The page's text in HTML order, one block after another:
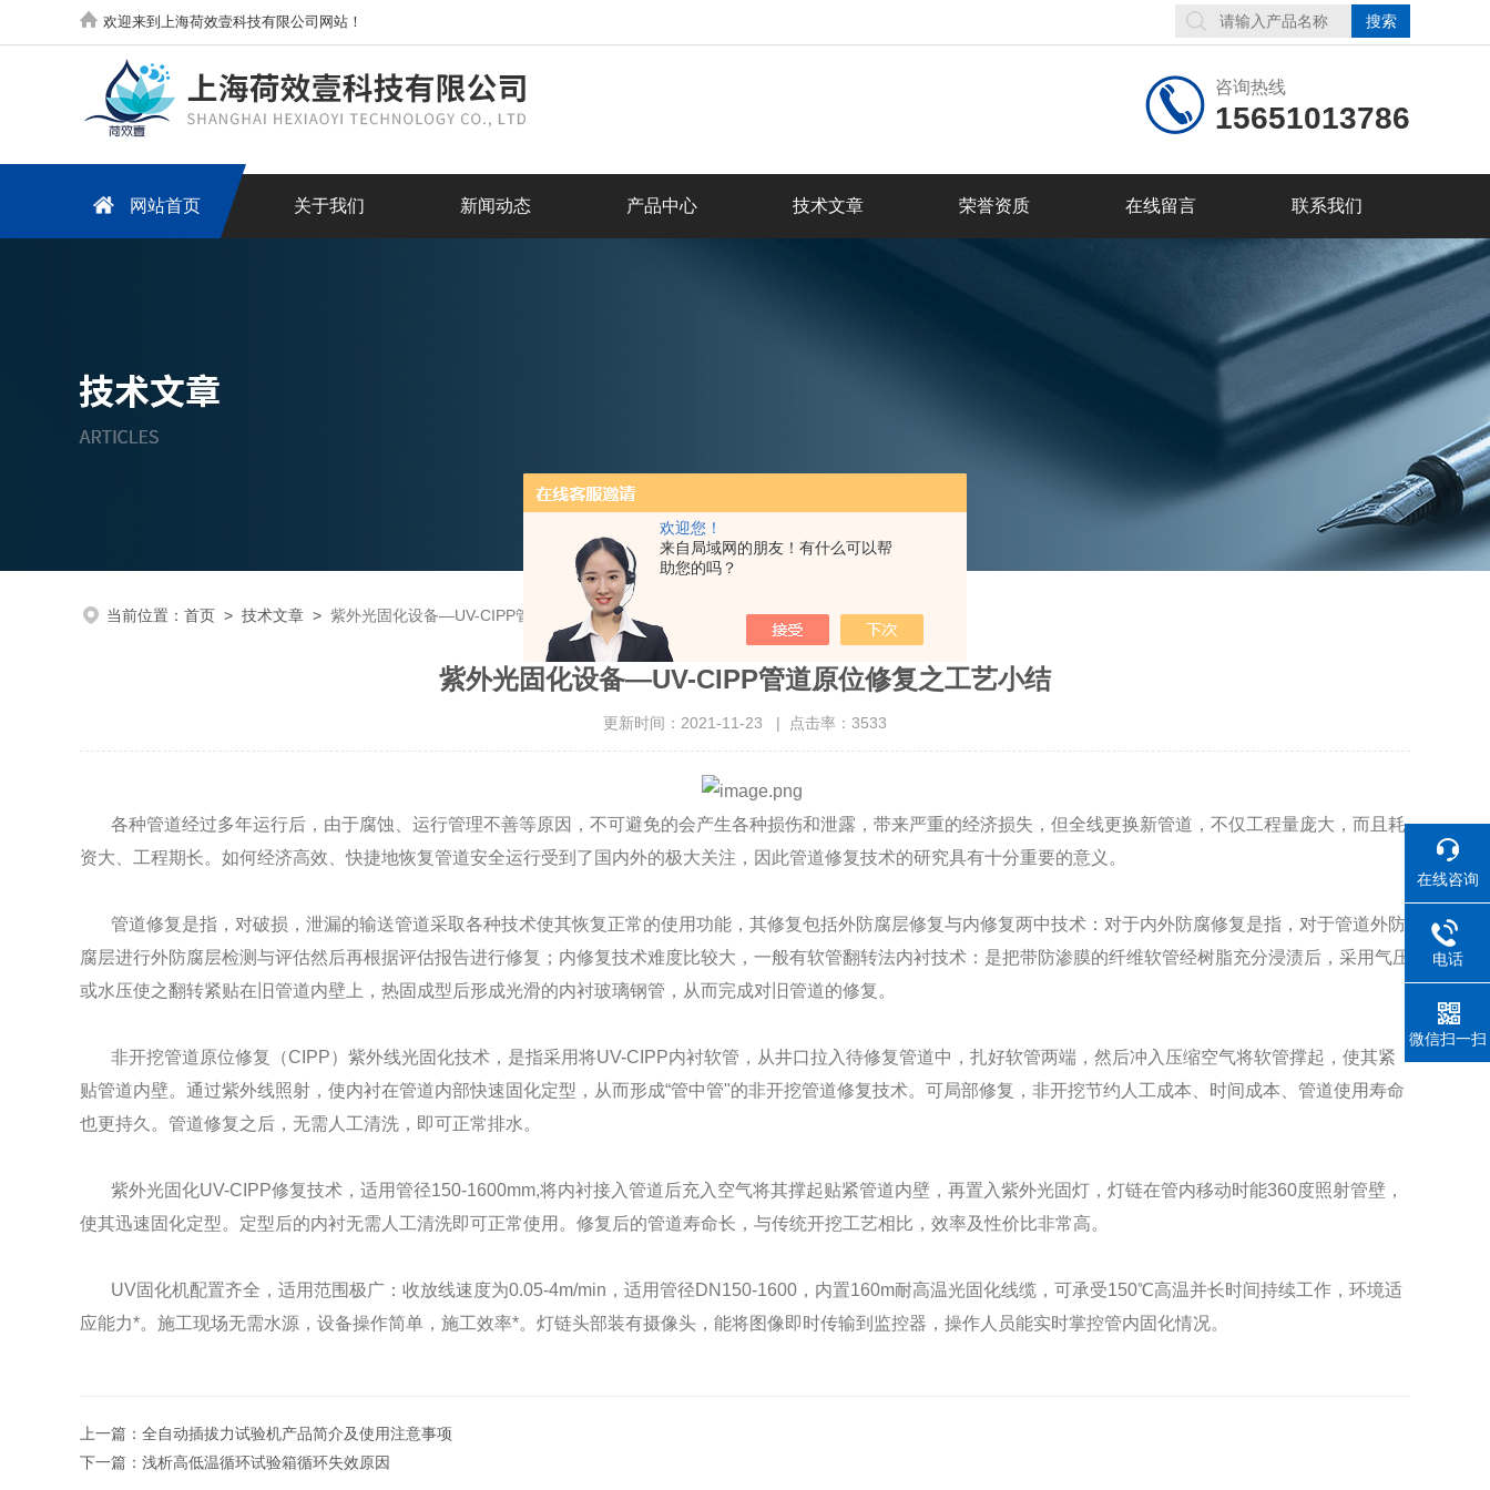
欢迎您！
来自局域网的朋友！有什么可以帮
助您的吗？
欢迎来到上海荷效壹科技有限公司网站！
咨询热线
15651013786
网站首页 关于我们 新闻动态 产品中心 技术文章 荣誉资质 在线留言 联系我们
当前位置： 首页 > 技术文章 > 紫外光固化设备—UV-CIPP管道原位修复之工艺小结
紫外光固化设备—UV-CIPP管道原位修复之工艺小结
更新时间：2021-11-23 | 点击率：3533
各种管道经过多年运行后，由于腐蚀、运行管理不善等原因，不可避免的会产生各种损伤和泄露，带来严重的经济损失，但全线更换新管道，不仅工程量庞大，而且耗
资大、工程期长。如何经济高效、快捷地恢复管道安全运行受到了国内外的极大关注，因此管道修复技术的研究具有十分重要的意义。
管道修复是指，对破损，泄漏的输送管道采取各种技术使其恢复正常的使用功能，其修复包括外防腐层修复与内修复两中技术：对于内外防腐修复是指，对于管道外防
腐层进行外防腐层检测与评估然后再根据评估报告进行修复；内修复技术难度比较大，一般有软管翻转法内衬技术：是把带防渗膜的纤维软管经树脂充分浸渍后，采用气压
或水压使之翻转紧贴在旧管道内壁上，热固成型后形成光滑的内衬玻璃钢管，从而完成对旧管道的修复。
非开挖管道原位修复（CIPP）紫外线光固化技术，是指采用将UV-CIPP内衬软管，从井口拉入待修复管道中，扎好软管两端，然后冲入压缩空气将软管撑起，使其紧
贴管道内壁。通过紫外线照射，使内衬在管道内部快速固化定型，从而形成“管中管"的非开挖管道修复技术。可局部修复，非开挖节约人工成本、时间成本、管道使用寿命
也更持久。管道修复之后，无需人工清洗，即可正常排水。
紫外光固化UV-CIPP修复技术，适用管径150-1600mm,将内衬接入管道后充入空气将其撑起贴紧管道内壁， 再置入紫外光固灯，灯链在管内移动时能360度照射管壁，
使其迅速固化定型。定型后的内衬无需人工清洗即可正常使用。修复后的管道寿命长，与传统开挖工艺相比，效率及性价比非常高。
UV固化机配置齐全，适用范围极广：收放线速度为0.05-4m/min，适用管径DN150-1600，内置160m耐高温光固化线缆，可承受150℃高温并长时间持续工作，环境适
应能力*。施工现场无需水源，设备操作简单，施工效率*。灯链头部装有摄像头，能将图像即时传输到监控器，操作人员能实时掌控管内固化情况。
上一篇： 全自动插拔力试验机产品简介及使用注意事项
下一篇： 浅析高低温循环试验箱循环失效原因
在线咨询
电话
微信扫一扫